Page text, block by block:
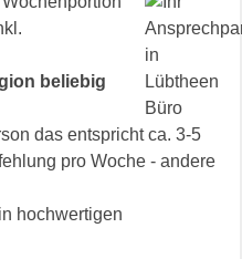
beliebig
das entspricht ca. 3-5
pro Woche - andere
hochwertigen